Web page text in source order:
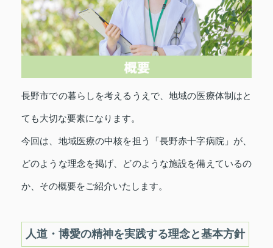
長野市での暮らしを考えるうえで、地域の医療体制はと
ても大切な要素になります。
今回は、地域医療の中核を担う「長野赤十字病院」が、
どのような理念を掲げ、どのような施設を備えているの
か、その概要をご紹介いたします。
人道・博愛の精神を実践する理念と基本方針